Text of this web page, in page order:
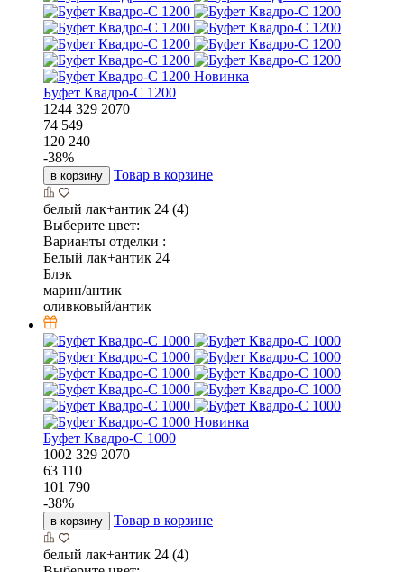
Новинка
Буфет Квадро-С 1200
1244 329 2070
74 549
120 240
-38%
в корзину Товар в корзине
белый лак+антик 24 (4)
Выберите цвет:
Варианты отделки :
Белый лак+антик 24
Блэк
марин/антик
оливковый/антик
Новинка
Буфет Квадро-С 1000
1002 329 2070
63 110
101 790
-38%
в корзину Товар в корзине
белый лак+антик 24 (4)